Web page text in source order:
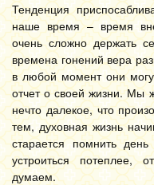
Тенденция
наше время – время
очень сложно держать
времена гонений вера
в любой момент они
отчет о своей жизни. Мы
нечто далекое, что
тем, духовная жизнь
старается помнить
устроиться потеплее,
думаем.